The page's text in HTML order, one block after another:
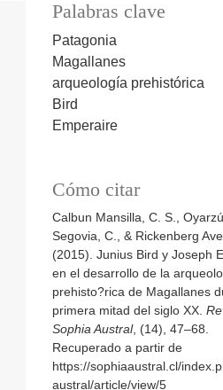
Palabras clave
Patagonia
Magallanes
arqueología prehistórica
Bird
Emperaire
Cómo citar
Calbun Mansilla, C. S.,
Segovia, C., & Rickenberg
(2015). Junius Bird y Joseph
en el desarrollo de la
prehisto?rica de Magallanes
primera mitad del siglo XX.
Sophia Austral, (14), 47–68.
Recuperado a partir de
https://sophiaaustral.cl/
austral/article/view/5